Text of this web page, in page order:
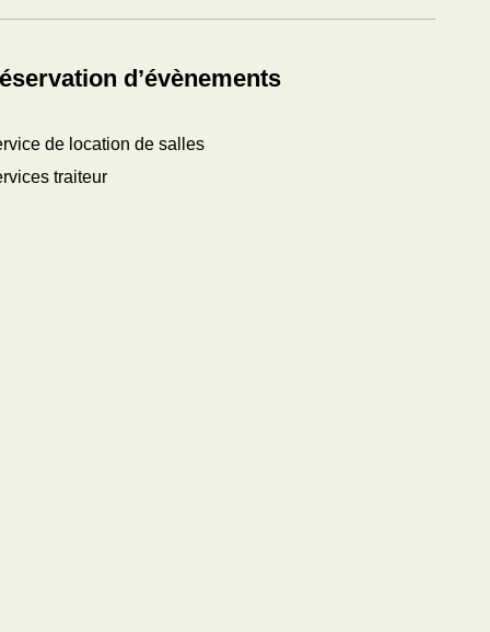
d’évènements
de location de salles
traiteur